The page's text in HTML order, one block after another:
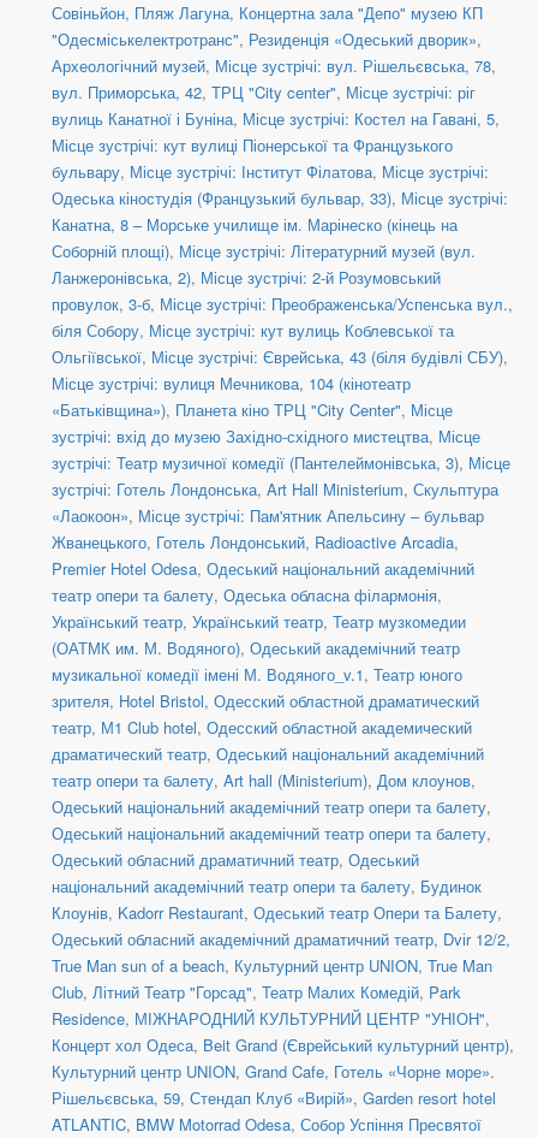
Совіньйон, Пляж Лагуна, Концертна зала "Депо" музею КП
"Одесміськелектротранс", Резиденція «Одеський дворик»,
Археологічний музей, Місце зустрічі: вул. Рішельєвська, 78,
вул. Приморська, 42, ТРЦ "City center", Місце зустрічі: ріг
вулиць Канатної і Буніна, Місце зустрічі: Костел на Гавані, 5,
Місце зустрічі: кут вулиці Піонерської та Французького
бульвару, Місце зустрічі: Інститут Філатова, Місце зустрічі:
Одеська кіностудія (Французький бульвар, 33), Місце зустрічі:
Канатна, 8 – Морське училище ім. Марінеско (кінець на
Соборній площі), Місце зустрічі: Літературний музей (вул.
Ланжеронівська, 2), Місце зустрічі: 2-й Розумовський
провулок, 3-б, Місце зустрічі: Преображенська/Успенська вул.,
біля Собору, Місце зустрічі: кут вулиць Коблевської та
Ольгіївської, Місце зустрічі: Єврейська, 43 (біля будівлі СБУ),
Місце зустрічі: вулиця Мечникова, 104 (кінотеатр
«Батьківщина»), Планета кіно ТРЦ "City Center", Місце
зустрічі: вхід до музею Західно-східного мистецтва, Місце
зустрічі: Театр музичної комедії (Пантелеймонівська, 3), Місце
зустрічі: Готель Лондонська, Art Hall Ministerium, Скульптура
«Лаокоон», Місце зустрічі: Пам'ятник Апельсину – бульвар
Жванецького, Готель Лондонський, Radioactive Arcadia,
Premier Hotel Odesa, Одеський національний академічний
театр опери та балету, Одеська обласна філармонія,
Український театр, Український театр, Театр музкомедии
(ОАТМК им. М. Водяного), Одеський академічний театр
музикальної комедії імені М. Водяного_v.1, Театр юного
зрителя, Hotel Bristol, Одесский областной драматический
театр, М1 Club hotel, Одесский областной академический
драматический театр, Одеський національний академічний
театр опери та балету, Art hall (Ministerium), Дом клоунов,
Одеський національний академічний театр опери та балету,
Одеський національний академічний театр опери та балету,
Одеський обласний драматичний театр, Одеський
національний академічний театр опери та балету, Будинок
Клоунів, Kadorr Restaurant, Одеський театр Опери та Балету,
Одеський обласний академічний драматичний театр, Dvіr 12/2,
True Man sun of a beach, Культурний центр UNION, True Man
Club, Літний Театр "Горсад", Театр Малих Комедій, Park
Residence, МІЖНАРОДНИЙ КУЛЬТУРНИЙ ЦЕНТР "УНІОН",
Концерт хол Одеса, Beit Grand (Єврейський культурний центр),
Культурний центр UNION, Grand Cafe, Готель «Чорне море».
Рішельєвська, 59, Стендап Клуб «Вирій», Garden resort hotel
ATLANTIC, BMW Motorrad Odesa, Собор Успіння Пресвятої